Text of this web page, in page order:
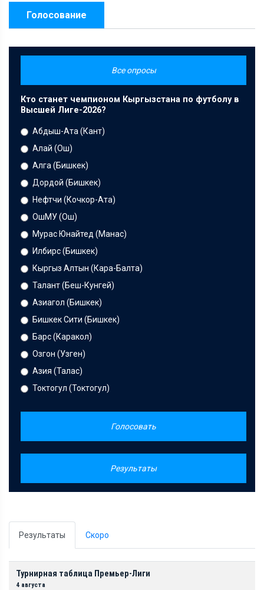
Голосование
Все опросы
Кто станет чемпионом Кыргызстана по футболу в
Высшей Лиге-2026?
Абдыш-Ата (Кант)
Алай (Ош)
Алга (Бишкек)
Дордой (Бишкек)
Нефтчи (Кочкор-Ата)
ОшМУ (Ош)
Мурас Юнайтед (Манас)
Илбирс (Бишкек)
Кыргыз Алтын (Кара-Балта)
Талант (Беш-Кунгей)
Азиагол (Бишкек)
Бишкек Сити (Бишкек)
Барс (Каракол)
Озгон (Узген)
Азия (Талас)
Токтогул (Токтогул)
Голосовать
Результаты
Результаты Скоро
Турнирная таблица Премьер-Лиги
4 августа